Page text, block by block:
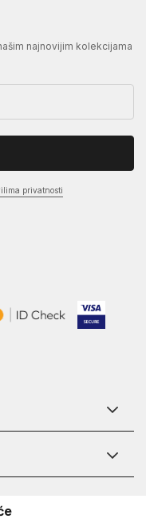
najnovijim kolekcijama
privatnosti